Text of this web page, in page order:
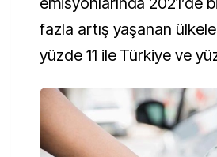
fazla artış yaşanan
yüzde 11 ile Türkiye ve